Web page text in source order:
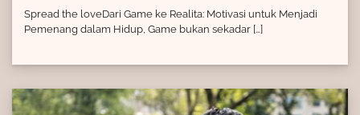
Spread the loveDari Game ke Realita: Motivasi untuk Menjadi
Pemenang dalam Hidup, Game bukan sekadar […]